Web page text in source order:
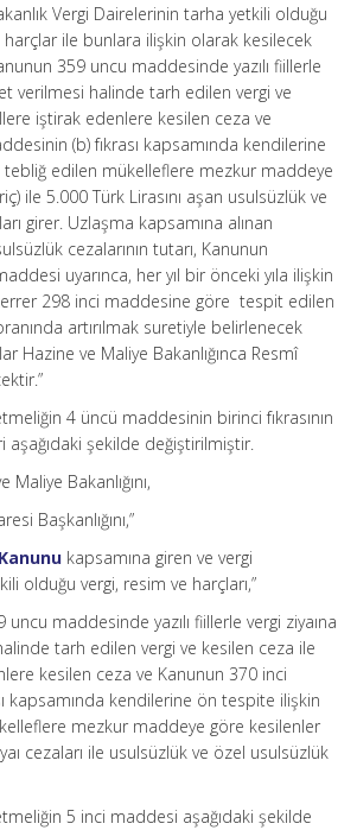
Vergi Dairelerinin tarha yetkili olduğu
ile bunlara ilişkin olarak kesilecek
359 uncu maddesinde yazılı fiillerle
verilmesi halinde tarh edilen vergi ve
iştirak edenlere kesilen ceza ve
(b) fıkrası kapsamında kendilerine
tebliğ edilen mükelleflere mezkur maddeye
ile 5.000 Türk Lirasını aşan usulsüzlük ve
girer. Uzlaşma kapsamına alınan
cezalarının tutarı, Kanunun
uyarınca, her yıl bir önceki yıla ilişkin
298 inci maddesine göre tespit edilen
artırılmak suretiyle belirlenecek
Hazine ve Maliye Bakanlığınca Resmî
4 üncü maddesinin birinci fıkrasının
aşağıdaki şekilde değiştirilmiştir.
Maliye Bakanlığını,
Başkanlığını,”
kapsamına giren ve vergi
olduğu vergi, resim ve harçları,”
uncu maddesinde yazılı fiillerle vergi ziyaına
tarh edilen vergi ve kesilen ceza ile
kesilen ceza ve Kanunun 370 inci
kapsamında kendilerine ön tespite ilişkin
mezkur maddeye göre kesilenler
cezaları ile usulsüzlük ve özel usulsüzlük
5 inci maddesi aşağıdaki şekilde